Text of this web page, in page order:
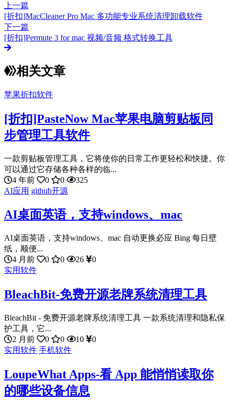
上一篇
[折扣]MacCleaner Pro Mac 多功能专业系统清理卸载软件
下一篇
[折扣]Permute 3 for mac 视频/音频 格式转换工具
相关文章
苹果折扣软件
[折扣]PasteNow Mac苹果电脑剪贴板同
步管理工具软件
一款剪贴板管理工具，它将使你的日常工作更轻松和快捷。你
可以通过它存储各种各样的临...
4 年前
0 0
325
AI应用 github开源
AI桌面英语，支持windows、mac
AI桌面英语，支持windows、mac 自动更换必应 Bing 每日壁
纸，顺便...
4 月前
0 0 26
0
实用软件
BleachBit-免费开源老牌系统清理工具
BleachBit - 免费开源老牌系统清理工具 一款系统清理和隐私保
护工具，它...
2 月前
0 0 10
0
实用软件 手机软件
LoupeWhat Apps-看 App 能悄悄读取你
的哪些设备信息